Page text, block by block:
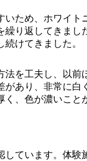
ため、ホワイ
り返してきま
けてきました。
を工夫し、以
あり、非常に
、色が濃いこ
ています。体